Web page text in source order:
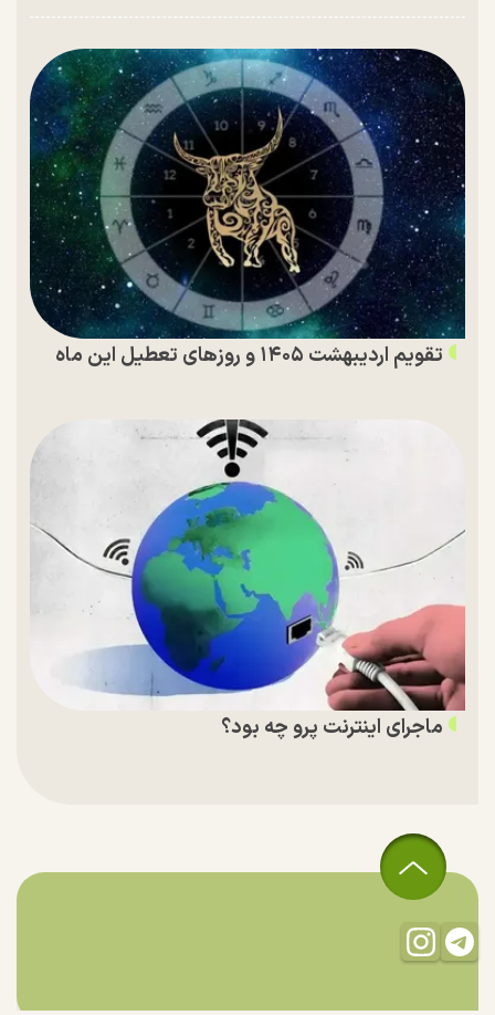
تقویم اردیبهشت ۱۴۰۵ و روز‌های تعطیل این ماه
ماجرای اینترنت پرو چه بود؟